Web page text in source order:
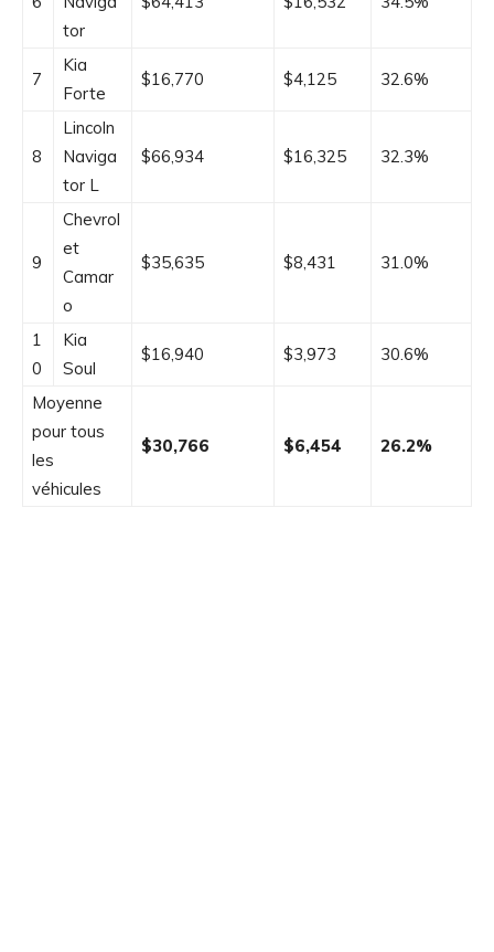
tor
7
Kia
Forte
$16,770 $4,125 32.6%
8
Lincoln
Naviga
tor L
$66,934 $16,325 32.3%
9
Chevrol
et
Camar
o
$35,635 $8,431 31.0%
1
0
Kia
Soul
$16,940 $3,973 30.6%
Moyenne
pour tous
les
véhicules
$30,766 $6,454 26.2%